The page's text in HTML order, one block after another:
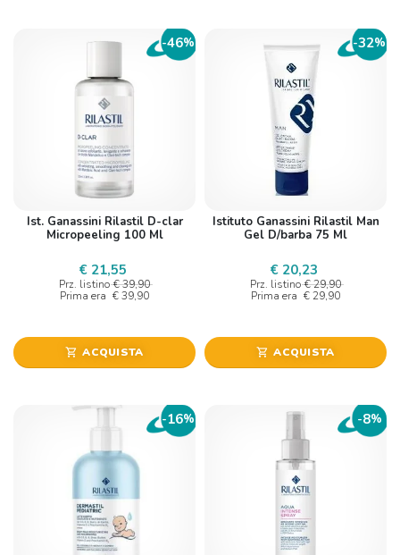
-46%
Ist. Ganassini Rilastil D-clar
Micropeeling 100 Ml
€ 21,55
Prz. listino € 39,90
Prima era € 39,90
shopping_cart ACQUISTA
-32%
Istituto Ganassini Rilastil Man
Gel D/barba 75 Ml
€ 20,23
Prz. listino € 29,90
Prima era € 29,90
shopping_cart ACQUISTA
-16% -8%